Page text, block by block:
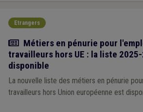
Etrangers
Actualité
Métiers en pénurie pour
travailleurs hors UE : la liste
disponible
La nouvelle liste des métiers en pénurie
travailleurs hors Union européenne est